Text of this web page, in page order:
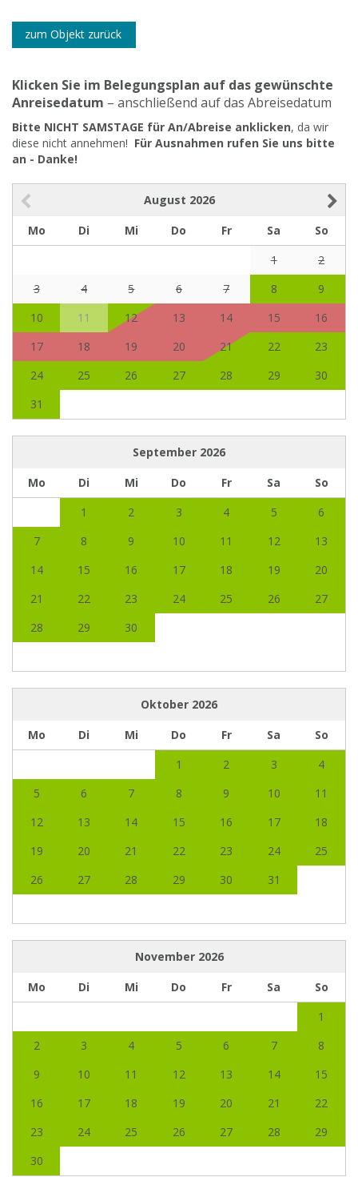
zum Objekt zurück
Klicken Sie im Belegungsplan auf das gewünschte
Anreisedatum – anschließend auf das Abreisedatum
Bitte NICHT SAMSTAGE für An/Abreise anklicken, da wir
diese nicht annehmen! Für Ausnahmen rufen Sie uns bitte
an - Danke!
August 2026
Mo
Di Mi Do Fr Sa
So
1
2
3
4 5 6 7 8
9
10
11 12 13 14 15
16
17
18 19 20 21 22
23
24
25 26 27 28 29
30
31
September 2026
Mo
Di Mi Do Fr Sa
So
1
2 3 4 5
6
7
8 9 10 11 12
13
14
15 16 17 18 19
20
21
22 23 24 25 26
27
28
29 30
Oktober 2026
Mo
Di Mi Do Fr Sa
So
1
2 3
4
5
6 7 8 9 10
11
12
13 14 15 16 17
18
19
20 21 22 23 24
25
26
27 28 29 30 31
November 2026
Mo
Di Mi Do Fr Sa
So
1
2
3 4 5 6 7
8
9
10 11 12 13 14
15
16
17 18 19 20 21
22
23
24 25 26 27 28
29
30